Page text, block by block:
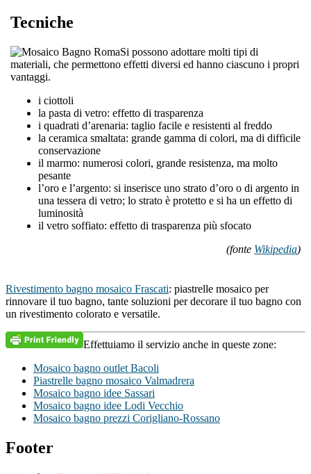
Tecniche
Si possono adottare molti tipi di
materiali, che permettono effetti diversi ed hanno ciascuno i propri
vantaggi.
i ciottoli
la pasta di vetro: effetto di trasparenza
i quadrati d’arenaria: taglio facile e resistenti al freddo
la ceramica smaltata: grande gamma di colori, ma di difficile
conservazione
il marmo: numerosi colori, grande resistenza, ma molto
pesante
l’oro e l’argento: si inserisce uno strato d’oro o di argento in
una tessera di vetro; lo strato è protetto e si ha un effetto di
luminosità
il vetro soffiato: effetto di trasparenza più sfocato
(fonte Wikipedia)
Rivestimento bagno mosaico Frascati: piastrelle mosaico per
rinnovare il tuo bagno, tante soluzioni per decorare il tuo bagno con
un rivestimento colorato e versatile.
Effettuiamo il servizio anche in queste zone:
Mosaico bagno outlet Bacoli
Piastrelle bagno mosaico Valmadrera
Mosaico bagno idee Sassari
Mosaico bagno idee Lodi Vecchio
Mosaico bagno prezzi Corigliano-Rossano
Footer